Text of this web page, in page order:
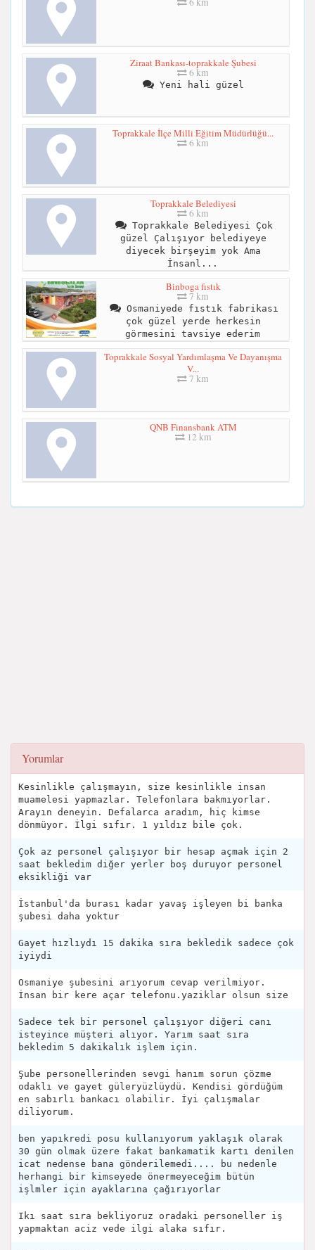
Ziraat Bankası-toprakkale Şubesi
6 km
Yeni hali güzel
Toprakkale İlçe Milli Eğitim Müdürlüğü...
6 km
Toprakkale Belediyesi
6 km
Toprakkale Belediyesi Çok
güzel Çalışıyor belediyeye
diyecek birşeyim yok Ama
İnsanl...
Binboga fıstık
7 km
Osmaniyede fıstık fabrikası
çok güzel yerde herkesin
görmesini tavsiye ederim
Toprakkale Sosyal Yardımlaşma Ve Dayanışma
V...
7 km
QNB Finansbank ATM
12 km
Yorumlar
Kesinlikle çalışmayın, size kesinlikle insan
muamelesi yapmazlar. Telefonlara bakmıyorlar.
Arayın deneyin. Defalarca aradım, hiç kimse
dönmüyor. İlgi sıfır. 1 yıldız bile çok.
Çok az personel çalışıyor bir hesap açmak için 2
saat bekledim diğer yerler boş duruyor personel
eksikliği var
İstanbul'da burası kadar yavaş işleyen bi banka
şubesi daha yoktur
Gayet hızlıydı 15 dakika sıra bekledik sadece çok
iyiydi
Osmaniye şubesini arıyorum cevap verilmiyor.
İnsan bir kere açar telefonu.yaziklar olsun size
Sadece tek bir personel çalışıyor diğeri canı
isteyince müşteri alıyor. Yarım saat sıra
bekledim 5 dakikalık işlem için.
Şube personellerinden sevgi hanım sorun çözme
odaklı ve gayet güleryüzlüydü. Kendisi gördüğüm
en sabırlı bankacı olabilir. İyi çalışmalar
diliyorum.
ben yapıkredi posu kullanıyorum yaklaşık olarak
30 gün olmak üzere fakat bankamatik kartı denilen
icat nedense bana gönderilemedi.... bu nedenle
herhangi bir kimseyede önermeyeceğim bütün
işlmler için ayaklarına çağırıyorlar
Ikı saat sıra bekliyoruz oradaki personeller iş
yapmaktan aciz vede ilgi alaka sıfır.